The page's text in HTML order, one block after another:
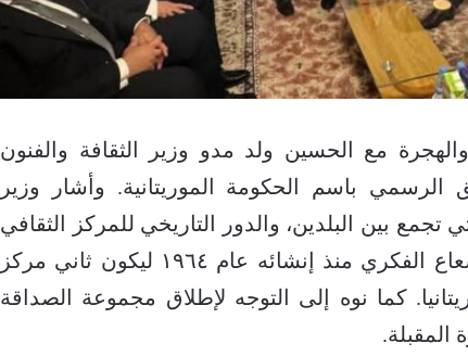
مع الحسين ولد مدو وزير الثقافة والفنون
الرسمي باسم الحكومة الموريتانية. وأشار وزير
تجمع بين البلدين، والدور التاريخي للمركز الثقافي
المصري بنواكشوط كمركز للتنوير والإشعاع الفكري منذ إنشائه عام ١٩٦٤ ليكون ثاني مركز
كما نوه إلى التوجه لإطلاق مجموعة الصداقة
المقبلة.